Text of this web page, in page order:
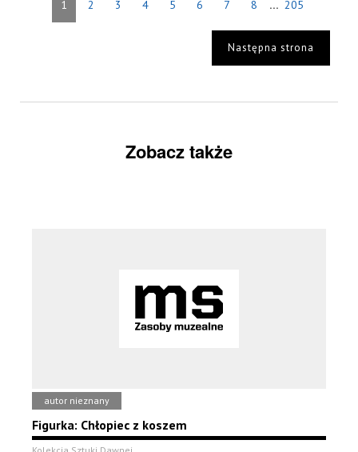
1 2 3 4 5 6 7 8 ... 205
Następna strona
Zobacz także
autor nieznany
Figurka: Chłopiec z koszem